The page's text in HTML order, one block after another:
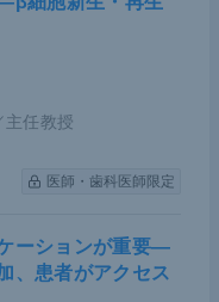
主任教授
医師・歯科医師限定
ーションが重要―
、患者がアクセス